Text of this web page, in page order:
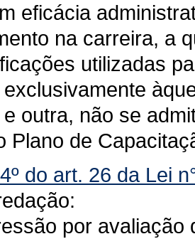
eficácia
na carreira, a
utilizadas
outra, não se
Plano de
do art. 26 da Lei
por